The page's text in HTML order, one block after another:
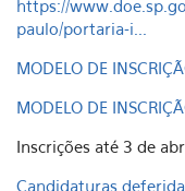
https://
paulo/portaria-i...
MODELO DE
MODELO DE
Inscrições até 3 de
Candidaturas